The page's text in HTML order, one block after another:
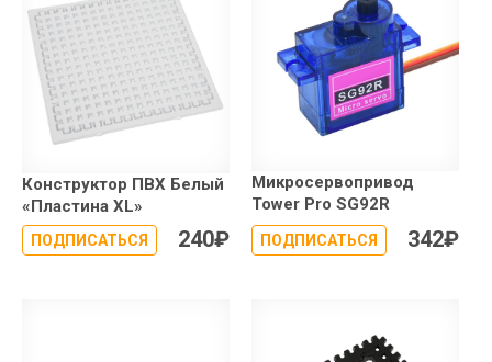
Конструктор ПВХ Белый
«Пластина XL»
ПОДПИСАТЬСЯ 240₽
Микросервопривод
Tower Pro SG92R
ПОДПИСАТЬСЯ 342₽